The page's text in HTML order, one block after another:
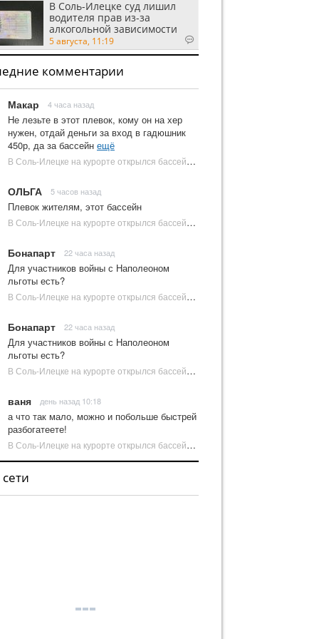
В Соль-Илецке суд лишил
водителя прав из-за
алкогольной зависимости
5 августа, 11:19
комментарии
Макар 4 часа назад
Не лезьте в этот плевок, кому он на хер
нужен, отдай деньги за вход в гадюшник
450р, да за бассейн ещё
В Соль-Илецке на курорте открылся бассейн с пресной водой | Новости Соль-Илецка
ОЛЬГА 5 часов назад
Плевок жителям, этот бассейн
В Соль-Илецке на курорте открылся бассейн с пресной водой | Новости Соль-Илецка
Бонапарт 22 часа назад
Для участников войны с Наполеоном
льготы есть?
В Соль-Илецке на курорте открылся бассейн с пресной водой | Новости Соль-Илецка
Бонапарт 22 часа назад
Для участников войны с Наполеоном
льготы есть?
В Соль-Илецке на курорте открылся бассейн с пресной водой | Новости Соль-Илецка
ваня день назад 10:18
а что так мало, можно и побольше быстрей
разбогатеете!
В Соль-Илецке на курорте открылся бассейн с пресной водой | Новости Соль-Илецка